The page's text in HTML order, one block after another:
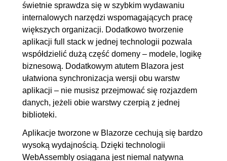
(@rendermode)
5.3. Stream rendering
00:09:45
5.4. Przekazywanie stanu
między serwerem, a klientem
(PersistentComponentState)
00:13:59
6. Komponenty 00:49:33
6.1. Cykl życia komponentów (i
00:11:55
6.2. Outlety
00:05:59
6.3. Event handling
OGLĄDAJ »
świetnie sprawdza się w szybkim wydawaniu
internalowych narzędzi wspomagających pracę
większych organizacji. Dodatkowo tworzenie
aplikacji full stack w jednej technologii pozwala
współdzielić dużą część domeny – modele, logikę
biznesową. Dodatkowym atutem Blazora jest
ułatwiona synchronizacja wersji obu warstw
aplikacji – nie musisz przejmować się rozjazdem
danych, jeżeli obie warstwy czerpią z jednej
biblioteki.
Aplikacje tworzone w Blazorze cechują się bardzo
wysoką wydajnością. Dzięki technologii
WebAssembly osiągana jest niemal natywna